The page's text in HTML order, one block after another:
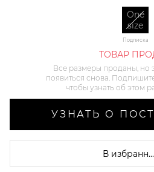
One
size
Подписка
ТОВАР
Все размеры проданы, но
появиться снова.
чтобы узнать об этом
УЗНАТЬ О
В избранн...